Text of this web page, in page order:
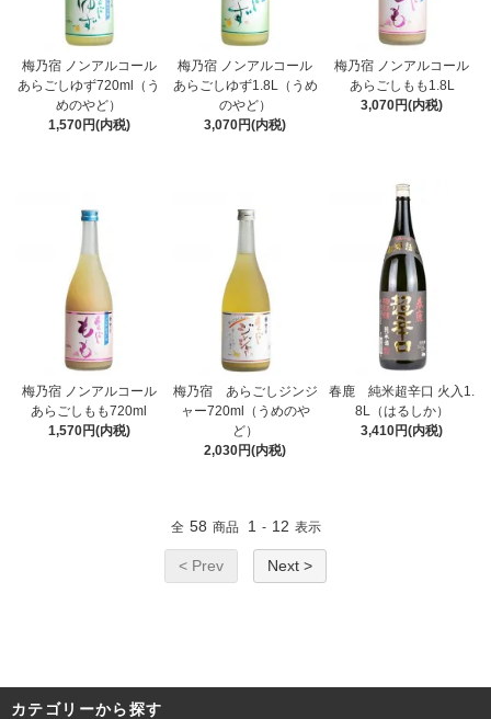
梅乃宿 ノンアルコール
あらごしゆず720ml（う
めのやど）
1,570円(内税)
梅乃宿 ノンアルコール
あらごしゆず1.8L（うめ
のやど）
3,070円(内税)
梅乃宿 ノンアルコール
あらごしもも1.8L
3,070円(内税)
梅乃宿 ノンアルコール
あらごしもも720ml
1,570円(内税)
梅乃宿 あらごしジンジ
ャー720ml（うめのや
ど）
2,030円(内税)
春鹿 純米超辛口 火入1.
8L（はるしか）
3,410円(内税)
全 58 商品 1 - 12 表示
< Prev Next >
カテゴリーから探す